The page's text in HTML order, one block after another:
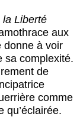
la Liberté
aux
à voir
sa complexité.
de
comme
qu’éclairée.